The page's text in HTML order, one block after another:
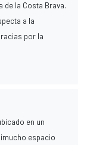
de la Costa Brava.
a la
por la
en un
espacio